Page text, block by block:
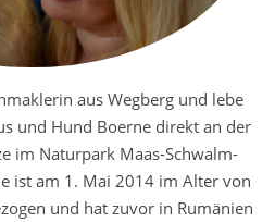
aus Wegberg und lebe
und Hund Boerne direkt an der
im Naturpark Maas-Schwalm-
ist am 1. Mai 2014 im Alter von
und hat zuvor in Rumänien